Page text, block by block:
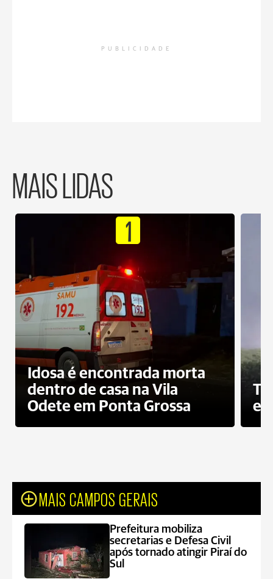
PUBLICIDADE
MAIS LIDAS
1
Idosa é encontrada morta
dentro de casa na Vila
Odete em Ponta Grossa
e
MAIS CAMPOS GERAIS
Prefeitura mobiliza
secretarias e Defesa Civil
após tornado atingir Piraí do
Sul